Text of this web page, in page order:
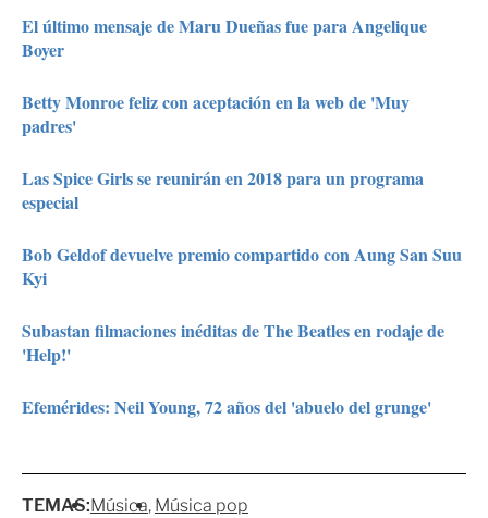
El último mensaje de Maru Dueñas fue para Angelique
Boyer
Betty Monroe feliz con aceptación en la web de 'Muy
padres'
Las Spice Girls se reunirán en 2018 para un programa
especial
Bob Geldof devuelve premio compartido con Aung San Suu
Kyi
Subastan filmaciones inéditas de The Beatles en rodaje de
'Help!'
Efemérides: Neil Young, 72 años del 'abuelo del grunge'
TEMAS:Música Música pop